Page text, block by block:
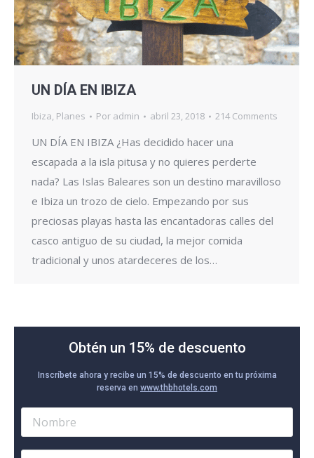
UN DÍA EN IBIZA
Ibiza, Planes Por admin abril 23, 2018 214 Comments
UN DÍA EN IBIZA ¿Has decidido hacer una
escapada a la isla pitusa y no quieres perderte
nada? Las Islas Baleares son un destino maravilloso
e Ibiza un trozo de cielo. Empezando por sus
preciosas playas hasta las encantadoras calles del
casco antiguo de su ciudad, la mejor comida
tradicional y unos atardeceres de los…
Obtén un 15% de descuento
Inscríbete ahora y recibe un 15% de descuento en tu próxima
reserva en www.thbhotels.com